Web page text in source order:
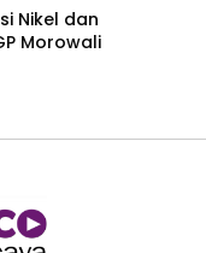
Nikel dan
Morowali